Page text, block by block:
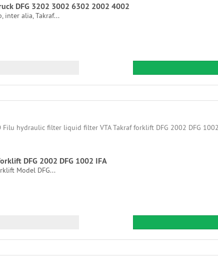
DFG 3202 3002 6302 2002 4002
inter alia, Takraf...
DFG 2002 DFG 1002 IFA
Model DFG...